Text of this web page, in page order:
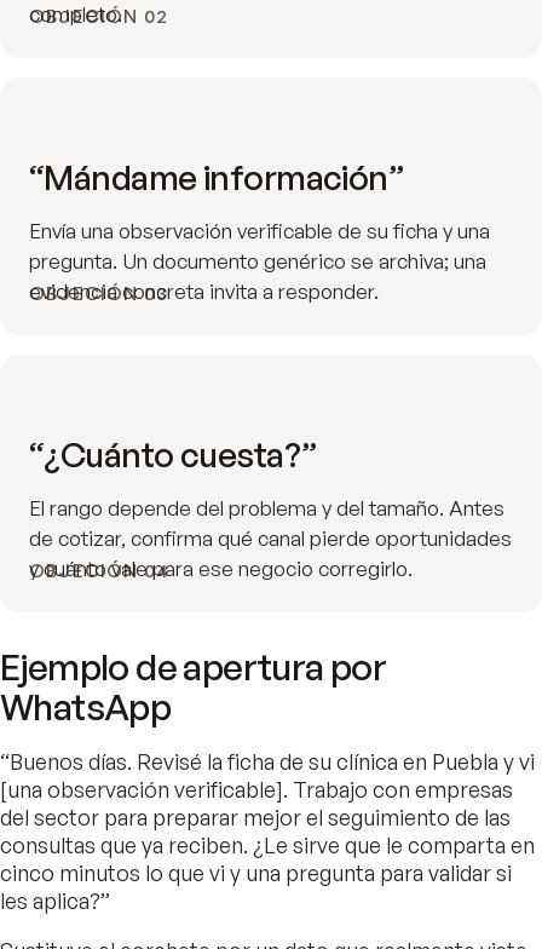
OBJECIÓN 02
completo.
OBJECIÓN 03
“Mándame información”
Envía una observación verificable de su ficha y una
pregunta. Un documento genérico se archiva; una
evidencia concreta invita a responder.
OBJECIÓN 04
“¿Cuánto cuesta?”
El rango depende del problema y del tamaño. Antes
de cotizar, confirma qué canal pierde oportunidades
y cuánto vale para ese negocio corregirlo.
Ejemplo de apertura por
WhatsApp
“Buenos días. Revisé la ficha de su clínica en Puebla y vi
[una observación verificable]. Trabajo con empresas
del sector para preparar mejor el seguimiento de las
consultas que ya reciben. ¿Le sirve que le comparta en
cinco minutos lo que vi y una pregunta para validar si
les aplica?”